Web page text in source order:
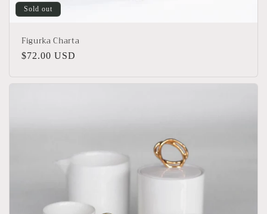
Sold out
Figurka Charta
Regular
$72.00 USD